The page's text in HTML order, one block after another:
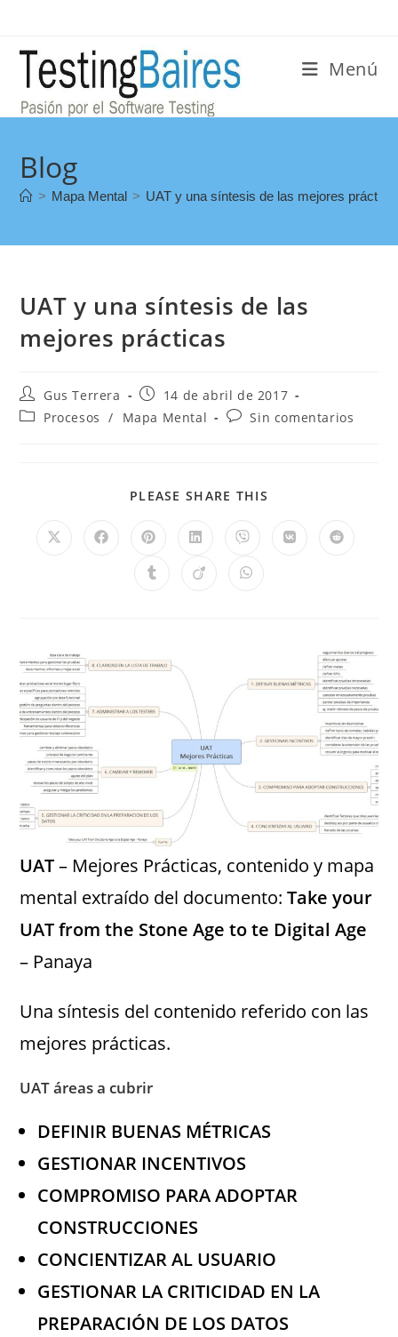
Menú
Blog
> Mapa Mental > UAT y una síntesis de las mejores
UAT y una síntesis de las
mejores prácticas
Gus Terrera
14 de abril de 2017
Procesos
/ Mapa Mental Sin comentarios
PLEASE SHARE THIS
UAT– Mejores Prácticas, contenido y mapa
mental extraído del documento:Take your
UAT from the Stone Age to te Digital Age
– Panaya
Una síntesis del contenido referido con las
mejores prácticas.
UAT áreas a cubrir
DEFINIR BUENAS MÉTRICAS
GESTIONAR INCENTIVOS
COMPROMISO PARA ADOPTAR
CONSTRUCCIONES
CONCIENTIZAR AL USUARIO
GESTIONAR LA CRITICIDAD EN LA
PREPARACIÓN DE LOS DATOS